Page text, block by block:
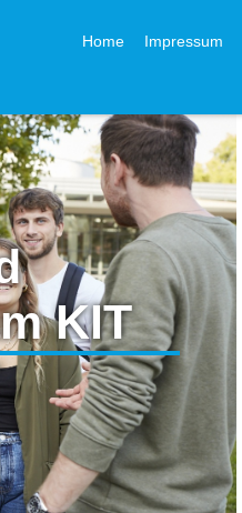
Home
Impressum
KIT